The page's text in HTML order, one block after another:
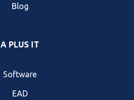
Blog
A PLUS IT
Software
EAD